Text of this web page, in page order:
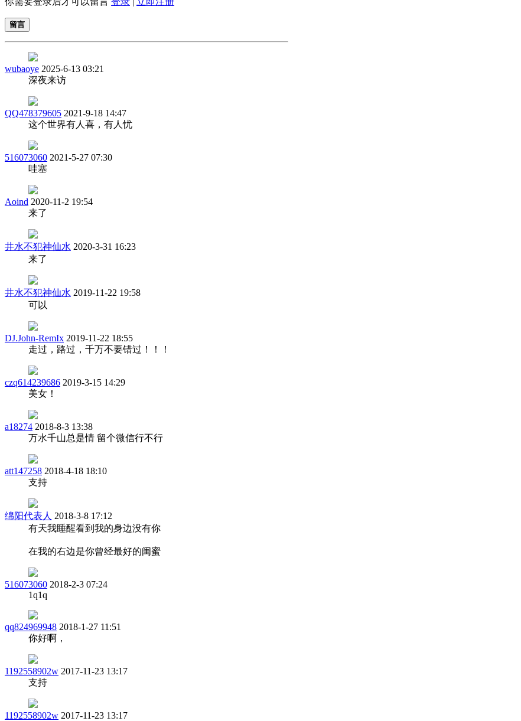
留言
wubaoye 2025-6-13 03:21
深夜来访
QQ478379605 2021-9-18 14:47
这个世界有人喜，有人忧
516073060 2021-5-27 07:30
哇塞
Aoind 2020-11-2 19:54
来了
井水不犯神仙水 2020-3-31 16:23
来了
井水不犯神仙水 2019-11-22 19:58
可以
DJ.John-RemIx 2019-11-22 18:55
走过，路过，千万不要错过！！！
czq614239686 2019-3-15 14:29
美女！
a18274 2018-8-3 13:38
万水千山总是情 留个微信行不行
att147258 2018-4-18 18:10
支持
绵阳代表人 2018-3-8 17:12
有天我睡醒看到我的身边没有你
在我的右边是你曾经最好的闺蜜
516073060 2018-2-3 07:24
1q1q
qq824969948 2018-1-27 11:51
你好啊，
1192558902w 2017-11-23 13:17
支持
1192558902w 2017-11-23 13:17